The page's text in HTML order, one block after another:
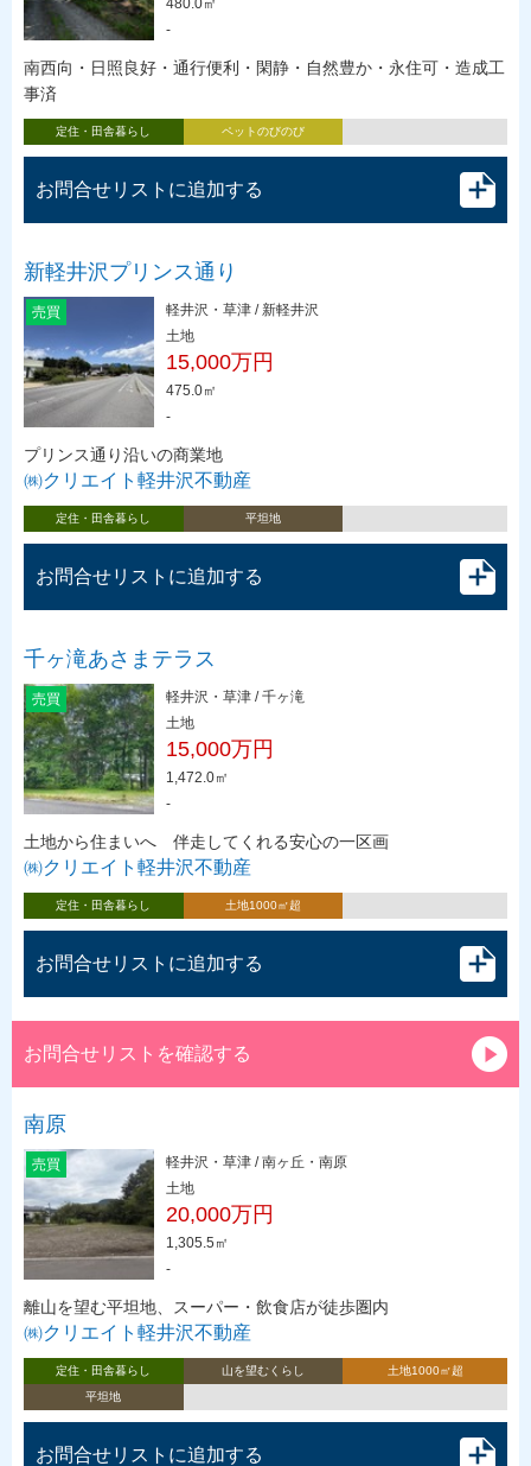
480.0㎡
-
南西向・日照良好・通行便利・閑静・自然豊か・永住可・造成工
事済
定住・田舎暮らし ペットのびのび
お問合せリストに追加する
新軽井沢プリンス通り
売買
軽井沢・草津 / 新軽井沢
土地
15,000万円
475.0㎡
-
プリンス通り沿いの商業地
㈱クリエイト軽井沢不動産
定住・田舎暮らし 平坦地
お問合せリストに追加する
千ヶ滝あさまテラス
売買
軽井沢・草津 / 千ヶ滝
土地
15,000万円
1,472.0㎡
-
土地から住まいへ 伴走してくれる安心の一区画
㈱クリエイト軽井沢不動産
定住・田舎暮らし 土地1000㎡超
お問合せリストに追加する
お問合せリストを確認する
南原
売買
軽井沢・草津 / 南ヶ丘・南原
土地
20,000万円
1,305.5㎡
-
離山を望む平坦地、スーパー・飲食店が徒歩圏内
㈱クリエイト軽井沢不動産
定住・田舎暮らし 山を望むくらし
土地1000㎡超
平坦地
お問合せリストに追加する